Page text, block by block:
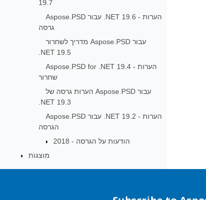
19.7
Aspose.PSD עבור .NET 19.6 - הערות
גרסה
מדריך לשחרור Aspose.PSD עבור
.NET 19.5
Aspose.PSD for .NET 19.4 - הערות
שחרור
הערות גרסה של Aspose.PSD עבור
.NET 19.3
Aspose.PSD עבור .NET 19.2 - הערות
הגרסה
הודעות על הגרסה - 2018
מוצגות